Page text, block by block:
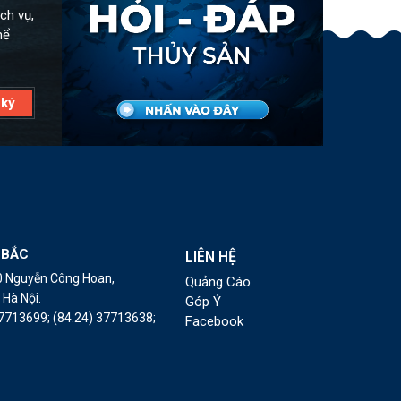
vụ,
Công Hoan,
Nội.
(84.24) 37713638;
LIÊN HỆ
Quảng Cáo
Góp Ý
Facebook